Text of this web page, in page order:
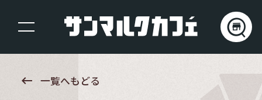
keyboard_backspace 一覧へもどる